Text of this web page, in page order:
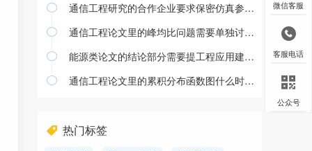
 通信工程研究的合作企业要求保密仿真参数怎么处理
 通信工程论文里的峰均比问题需要单独讨论吗
 能源类论文的结论部分需要提工程应用建议吗
 通信工程论文里的累积分布函数图什么时候用
热门标签
微信客服
客服电话
公众号